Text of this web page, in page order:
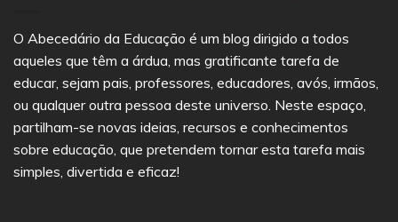
O Abecedário da Educação é um blog dirigido a todos
aqueles que têm a árdua, mas gratificante tarefa de
educar, sejam pais, professores, educadores, avós, irmãos,
ou qualquer outra pessoa deste universo. Neste espaço,
partilham-se novas ideias, recursos e conhecimentos
sobre educação, que pretendem tornar esta tarefa mais
simples, divertida e eficaz!